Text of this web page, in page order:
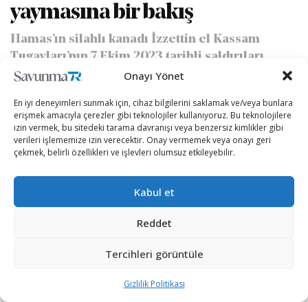
Onayı Yönet
En iyi deneyimleri sunmak için, cihaz bilgilerini saklamak ve/veya bunlara
erişmek amacıyla çerezler gibi teknolojiler kullanıyoruz. Bu teknolojilere
izin vermek, bu sitedeki tarama davranışı veya benzersiz kimlikler gibi
verileri işlememize izin verecektir. Onay vermemek veya onayı geri
çekmek, belirli özellikleri ve işlevleri olumsuz etkileyebilir.
Kabul et
Reddet
Tercihleri görüntüle
Gizlilik Politikası
yaymasına bir bakış
Hamas’ın silahlı kanadı İzzettin el Kassam
Tugayları’nın 7 Ekim 2023 tarihli saldırıları,
İsrail-Filistin çatışmasını yeni bir döneme
kalmayan bu olaylar, Orta Doğu bölgesindeki
dengeleri de sarstı.